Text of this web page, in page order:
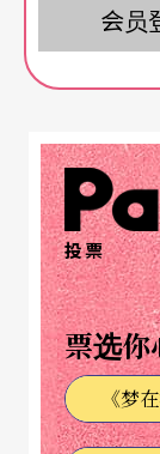
本场音乐会
《浪漫》，
于，易辨的
入一种飘然
克纳作品的
度」。
乐兴之时在
十分挑剔。
剧」，身为
会员
投票
票选
《梦